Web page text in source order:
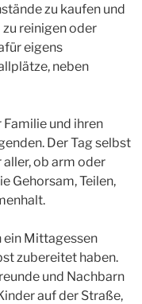
zu kaufen und
reinigen oder
eigens
neben
Familie und ihren
Der Tag selbst
ob arm oder
Gehorsam, Teilen,
ein Mittagessen
zubereitet haben.
und Nachbarn
auf der Straße,